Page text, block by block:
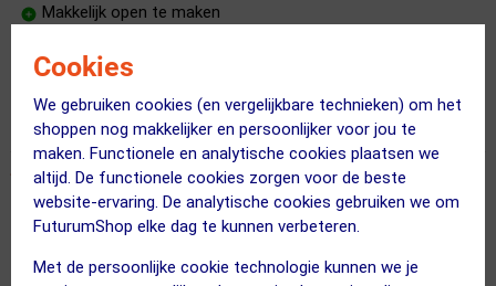
Cookies
We gebruiken cookies (en vergelijkbare technieken) om het
shoppen nog makkelijker en persoonlijker voor jou te
maken. Functionele en analytische cookies plaatsen we
altijd. De functionele cookies zorgen voor de beste
website-ervaring. De analytische cookies gebruiken we om
FuturumShop elke dag te kunnen verbeteren.
Met de persoonlijke cookie technologie kunnen we je
Makkelijk open te maken
Prima smaak en makkelijk te openen.
Top voor als je van koffiesmaak houdt
Tom ten Brink|12 juli 2026
Smaak